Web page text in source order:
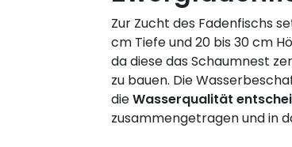
Zur Zucht des Fadenfischs
cm Tiefe und 20 bis 30 cm
da diese das Schaumnest
zu bauen. Die
dieWasserqualität
zusammengetragen und in